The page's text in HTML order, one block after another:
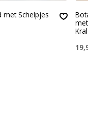
met Schelpjes